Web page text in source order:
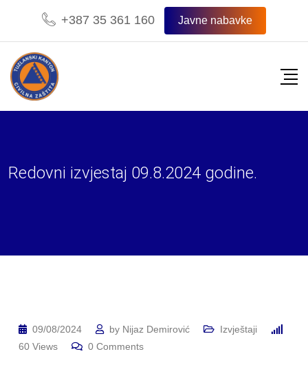
content
+387 35 361 160 Javne nabavke
Redovni izvjestaj 09.8.2024 godine.
09/08/2024 by Nijaz Demirović
Izvještaji
60 Views 0 Comments